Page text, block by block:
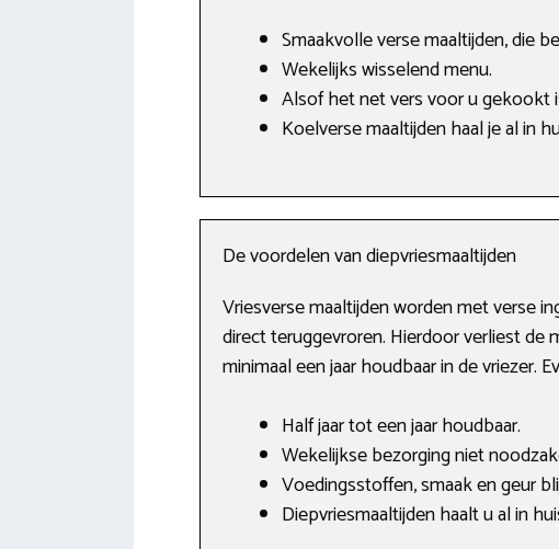
Smaakvolle verse maaltijden, die
Wekelijks wisselend menu.
Alsof het net vers voor u gekookt
Koelverse maaltijden haal je al in
De voordelen van diepvriesmaaltijden
Vriesverse maaltijden worden met verse
direct teruggevroren. Hierdoor verliest de
minimaal een jaar houdbaar in de vriezer.
Half jaar tot een jaar houdbaar.
Wekelijkse bezorging niet
Voedingsstoffen, smaak en geur
Diepvriesmaaltijden haalt u al in